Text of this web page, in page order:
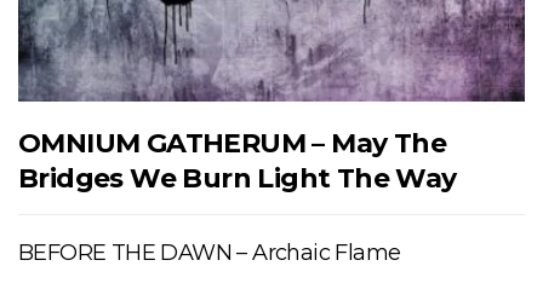
OMNIUM GATHERUM – May The
Bridges We Burn Light The Way
BEFORE THE DAWN – Archaic Flame